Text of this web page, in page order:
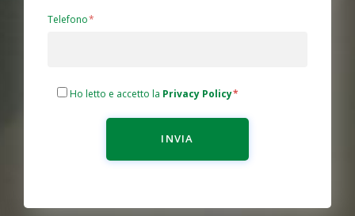
Telefono
Ho letto e accetto la Privacy Policy